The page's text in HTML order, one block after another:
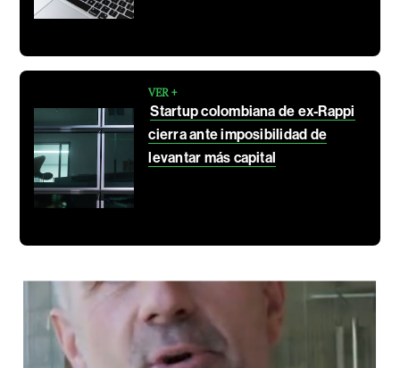
VER +
Startup colombiana de ex-Rappi
cierra ante imposibilidad de
levantar más capital